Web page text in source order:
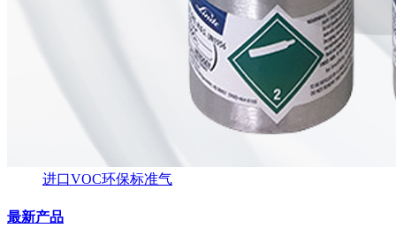
进口VOC环保标准气
最新产品